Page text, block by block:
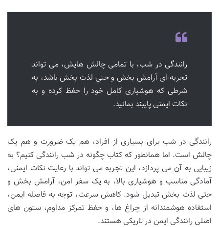
رانندگی در شب، با تمامی چالش هایش، می تواند
تجربه ای آرامش بخش و حتی لذت بخش باشد، به
شرطی که هوشیاری کامل خود را حفظ کرده و به
نکات ایمنی پایبند بمانید.
رانندگی در شب برای بسیاری از افراد، هم یک ضرورت و هم یک
چالش است. اما همانطور که کتاب چگونه در شب رانندگی کنیم؟ به
زیبایی به آن می پردازد، این تجربه می تواند با رعایت نکات ایمنی،
آمادگی مناسب و هوشیاری بالا، به یک سفر امن، آرامش بخش و
حتی لذت بخش تبدیل شود. کاهش سرعت، توجه به فاصله ایمن،
استفاده هوشمندانه از چراغ ها، و حفظ تمرکز مداوم، ستون های
اصلی رانندگی ایمن در تاریکی هستند.